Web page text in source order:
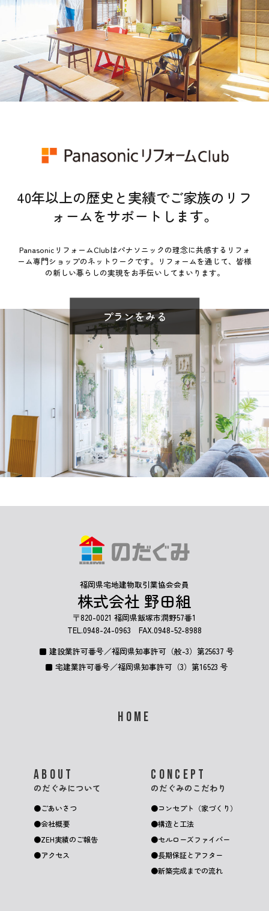
40年以上の歴史と実績でご家族のリフ
ォームをサポートします。
PanasonicリフォームClubはパナソニックの理念に共感するリフォ
ーム専門ショップのネットワークです。 リフォームを通じて、皆様
の新しい暮らしの実現をお手伝いしてまいります。
プランをみる
福岡県宅地建物取引業協会会員
株式会社 野田組
〒820-0021 福岡県飯塚市潤野57番1
TEL.0948-24-0963 FAX.0948-52-8988
建設業許可番号／福岡県知事許可（般-3）第25637 号
宅建業許可番号／福岡県知事許可（3）第16523 号
HOME
ABOUT
のだぐみについて
ごあいさつ
会社概要
ZEH実績のご報告
アクセス
CONCEPT
のだぐみのこだわり
コンセプト（家づくり）
構造と工法
セルローズファイバー
長期保証とアフター
新築完成までの流れ